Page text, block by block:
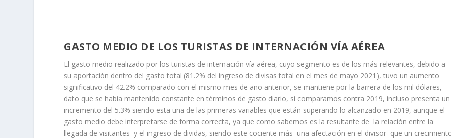
GASTO MEDIO DE LOS TURISTAS DE INTERNACIÓN VÍA AÉREA
El gasto medio realizado por los turistas de internación vía aérea, cuyo segmento es de los más relevantes, debido a
su aportación dentro del gasto total (81.2% del ingreso de divisas total en el mes de mayo 2021), tuvo un aumento
significativo del 42.2% comparado con el mismo mes de año anterior, se mantiene por la barrera de los mil dólares,
dato que se había mantenido constante en términos de gasto diario, si comparamos contra 2019, incluso presenta un
incremento del 5.3% siendo esta una de las primeras variables que están superando lo alcanzado en 2019, aunque el
gasto medio debe interpretarse de forma correcta, ya que como sabemos es la resultante de la relación entre la
llegada de visitantes y el ingreso de dividas, siendo este cociente más una afectación en el divisor que un